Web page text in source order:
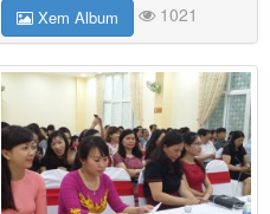
Xem Album
1021